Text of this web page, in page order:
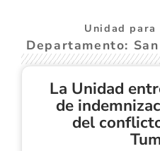
Unidad
Departamento:
La Unidad
de
del